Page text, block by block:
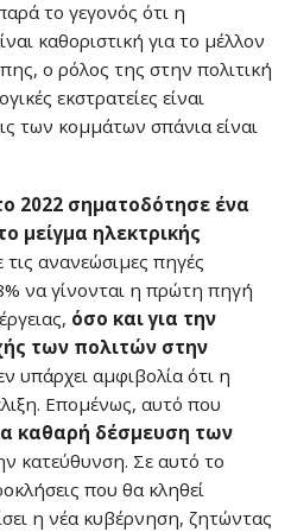
το γεγονός ότι η
καθοριστική για το μέλλον
ο ρόλος της στην πολιτική
εκστρατείες είναι
των κομμάτων σπάνια είναι
2022 σηματοδότησε ένα
μείγμα ηλεκτρικής
τις ανανεώσιμες πηγές
να γίνονται η πρώτη πηγή
όσο και για την
των πολιτών στην
υπάρχει αμφιβολία ότι η
Επομένως, αυτό που
καθαρή δέσμευση των
κατεύθυνση. Σε αυτό το
που θα κληθεί
η νέα κυβέρνηση, ζητώντας